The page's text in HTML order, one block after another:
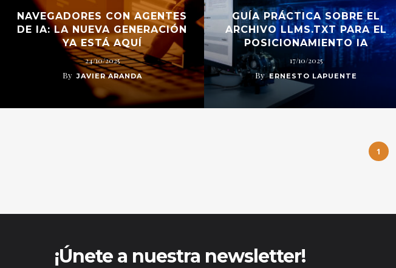
NAVEGADORES CON AGENTES
DE IA: LA NUEVA GENERACIÓN
YA ESTÁ AQUÍ
24/10/2025
By JAVIER ARANDA
GUÍA PRÁCTICA SOBRE EL
ARCHIVO LLMS.TXT PARA EL
POSICIONAMIENTO IA
17/10/2025
By ERNESTO LAPUENTE
1
¡Únete a nuestra newsletter!